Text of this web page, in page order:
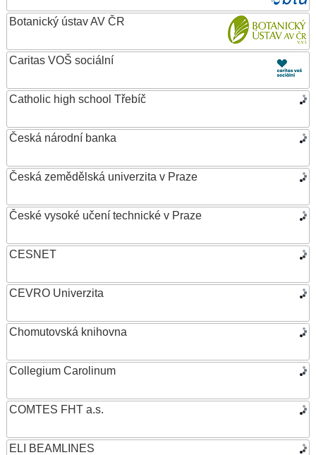
Botanický ústav AV ČR
Caritas VOŠ sociální
Catholic high school Třebíč
Česká národní banka
Česká zemědělská univerzita v Praze
České vysoké učení technické v Praze
CESNET
CEVRO Univerzita
Chomutovská knihovna
Collegium Carolinum
COMTES FHT a.s.
ELI BEAMLINES